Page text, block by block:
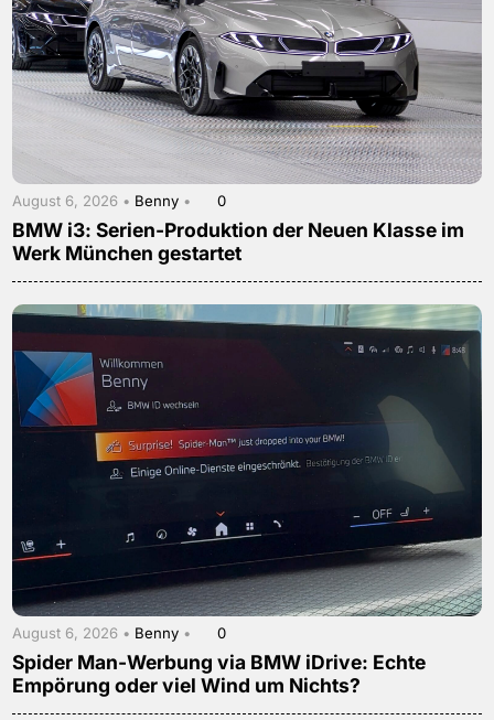
August 6, 2026 • Benny • 0
BMW i3: Serien-Produktion der Neuen Klasse im
Werk München gestartet
August 6, 2026 • Benny • 0
Spider Man-Werbung via BMW iDrive: Echte
Empörung oder viel Wind um Nichts?